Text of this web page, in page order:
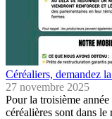
Céréaliers, demandez
27 novembre 2025
Pour la troisième
céréalières sont dans